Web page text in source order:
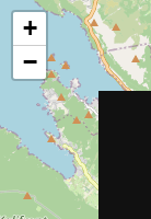
+
−